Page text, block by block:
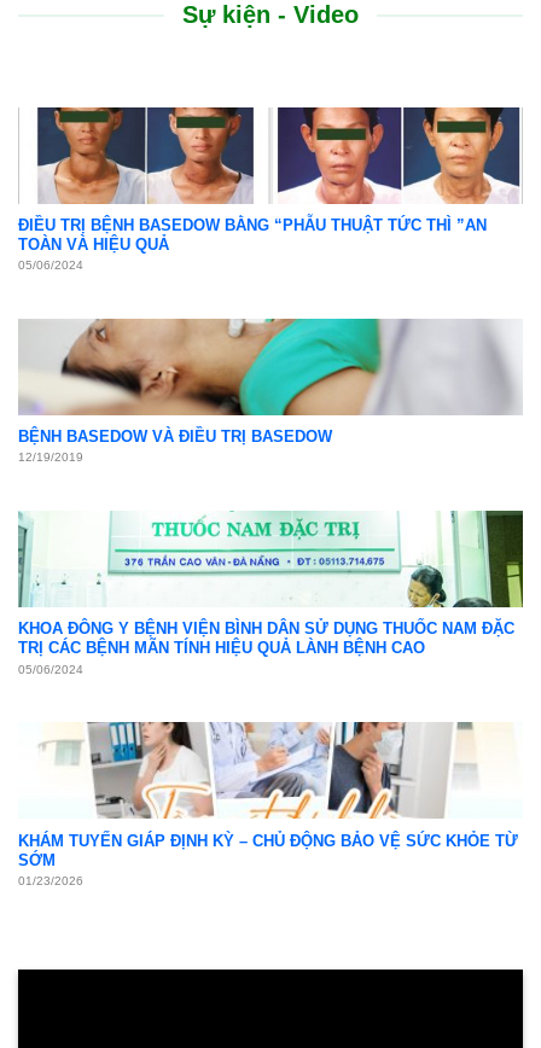
Sự kiện - Video
ĐIỀU TRỊ BỆNH BASEDOW BẰNG “PHẪU THUẬT TỨC THÌ ”AN
TOÀN VÀ HIỆU QUẢ
05/06/2024
BỆNH BASEDOW VÀ ĐIỀU TRỊ BASEDOW
12/19/2019
KHOA ĐÔNG Y BỆNH VIỆN BÌNH DÂN SỬ DỤNG THUỐC NAM ĐẶC
TRỊ CÁC BỆNH MÃN TÍNH HIỆU QUẢ LÀNH BỆNH CAO
05/06/2024
KHÁM TUYẾN GIÁP ĐỊNH KỲ – CHỦ ĐỘNG BẢO VỆ SỨC KHỎE TỪ
SỚM
01/23/2026